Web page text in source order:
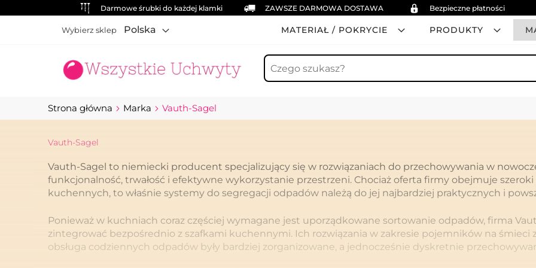
Darmowe śrubki do każdej klamki ZAWSZE DARMOWA DOSTAWA Bezpieczne płatności
MATERIAŁ / POKRYCIE PRODUKTY
Wybierz sklep Polska
Szukaj
Strona główna Marka Vauth-Sagel
Vauth-Sagel
Vauth-Sagel to niemiecki producent specjalizujący się w rozwiązaniach do przechowywania w
funkcjonalność, trwałość i efektywne wykorzystanie przestrzeni. Chociaż oferta firmy obejmuje
kuchennych, to właśnie systemy do segregacji odpadów należą do jej najbardziej praktycznych i
Ponieważ w kuchniach coraz częściej wymagane jest uporządkowane sortowanie odpadów, firma
zintegrować bezpośrednio z szafkami kuchennymi. Ich rozwiązania w zakresie pojemników na śmieci
obsługa codziennych odpadów były bardziej zorganizowane, a jednocześnie dyskretnie